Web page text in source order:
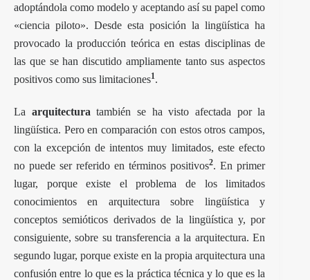
adoptándola como modelo y aceptando así su papel como
«ciencia piloto». Desde esta posición la lingüística ha
provocado la producción teórica en estas disciplinas de
las que se han discutido ampliamente tanto sus aspectos
positivos como sus limitaciones1.
La arquitectura también se ha visto afectada por la
lingüística. Pero en comparación con estos otros campos,
con la excepción de intentos muy limitados, este efecto
no puede ser referido en términos positivos2. En primer
lugar, porque existe el problema de los limitados
conocimientos en arquitectura sobre lingüística y
conceptos semióticos derivados de la lingüística y, por
consiguiente, sobre su transferencia a la arquitectura. En
segundo lugar, porque existe en la propia arquitectura una
confusión entre lo que es la práctica técnica y lo que es la